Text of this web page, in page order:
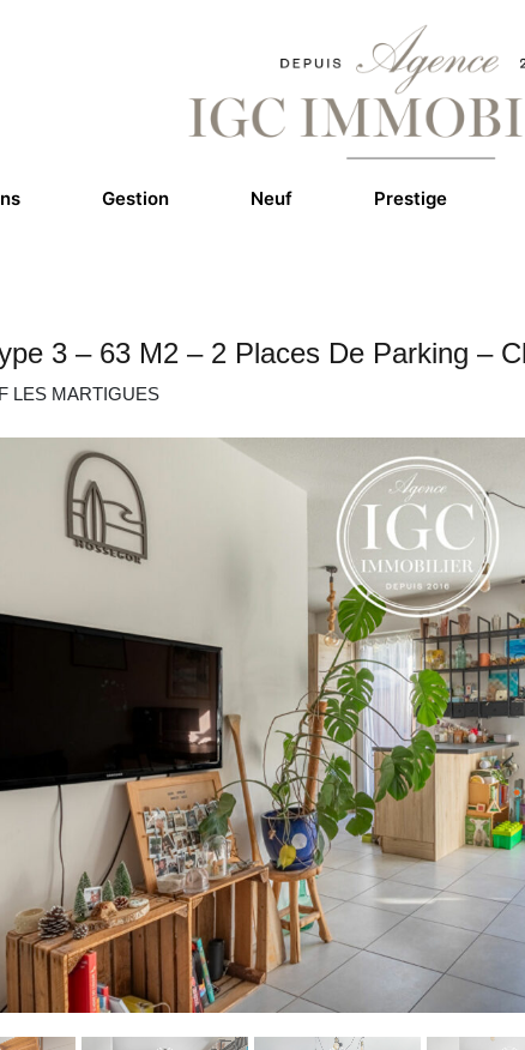
Gestion Neuf Prestige
3 – 63 M2 – 2 Places De Parking –
LES MARTIGUES